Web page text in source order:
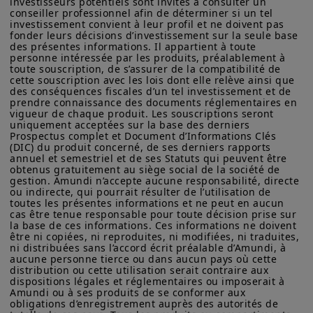
solutions de liquiditéauprès
de la clientèle locale et ses
atout en termes de flexibilité,
diversification et adaptabilité.
Accroitrenotre visibilité et
renforcer notre présence
auprès des trésoriers et
professionnelsde la finance
de la région moyen-orientale
réunis à Dubaï.
possessions américains), aux résidents et citoyens des États-
Unis d'Amérique ou à des « Ressortissants des États-Unis ». Si
vous êtes un « Ressortissant des États-Unis », vous n'êtes pas
autorisé à accéder à ce site et vous êtes invité à vous
connecter à amundi.com/usinvestors.
Les informations disponibles sur ce site sont fournies à titre
informatif seulement. Aucune information fournie ne constitue
une offre d’achat, une sollicitation de vente de titres, un conseil
d’investissement quant à l'achat ou à la vente d’un titre, une
offre ou une sollicitation par Amundi Canada ou une de ses
sociétés affiliées de fournir un conseil d'investissement ou un
service financier, juridique, fiscal ou de placement ni d’acheter
ou vendre des titres ou d’autres instruments financiers. Les
informations contenues sur ce site proviennent d’Amundi
Canada ou de sources considérées comme fiables par Amundi
Canada. Amundi Canada n’a pas vérifié indépendamment cette
information, ni n’a mené d’enquête à son égard. Ni Amundi
Canada, ni ses sociétés affiliées, associés, administrateurs,
dirigeants, mandataires, employés ni ses représentants ne
garantissent ni ne déclarent, implicitement ou explicitement,
que les informations fournies sur ce site est exacte, complète
ou à jour. Amundi Canada décline toute responsabilité liée aux
informations contenues sur ce site web.
conseiller professionnel afin de déterminer si un tel
investissement convient à leur profil et ne doivent pas
fonder leurs décisions d’investissement sur la seule base
des présentes informations. Il appartient à toute
personne intéressée par les produits, préalablement à
toute souscription, de s’assurer de la compatibilité de
cette souscription avec les lois dont elle relève ainsi que
des conséquences fiscales d’un tel investissement et de
prendre connaissance des documents réglementaires en
vigueur de chaque produit. Les souscriptions seront
uniquement acceptées sur la base des derniers
Prospectus complet et Document d’Informations Clés
(DIC) du produit concerné, de ses derniers rapports
annuel et semestriel et de ses Statuts qui peuvent être
obtenus gratuitement au siège social de la société de
gestion. Amundi n’accepte aucune responsabilité, directe
ou indirecte, qui pourrait résulter de l’utilisation de
toutes les présentes informations et ne peut en aucun
cas être tenue responsable pour toute décision prise sur
la base de ces informations. Ces informations ne doivent
être ni copiées, ni reproduites, ni modifiées, ni traduites,
ni distribuées sans l’accord écrit préalable d’Amundi, à
aucune personne tierce ou dans aucun pays où cette
distribution ou cette utilisation serait contraire aux
dispositions légales et réglementaires ou imposerait à
Amundi ou à ses produits de se conformer aux
obligations d’enregistrement auprès des autorités de